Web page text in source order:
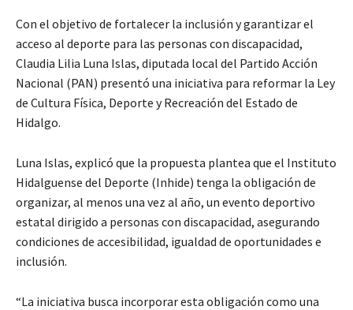
Con el objetivo de fortalecer la inclusión y garantizar el
acceso al deporte para las personas con discapacidad,
Claudia Lilia Luna Islas, diputada local del Partido Acción
Nacional (PAN) presentó una iniciativa para reformar la Ley
de Cultura Física, Deporte y Recreación del Estado de
Hidalgo.
Luna Islas, explicó que la propuesta plantea que el Instituto
Hidalguense del Deporte (Inhide) tenga la obligación de
organizar, al menos una vez al año, un evento deportivo
estatal dirigido a personas con discapacidad, asegurando
condiciones de accesibilidad, igualdad de oportunidades e
inclusión.
“La iniciativa busca incorporar esta obligación como una